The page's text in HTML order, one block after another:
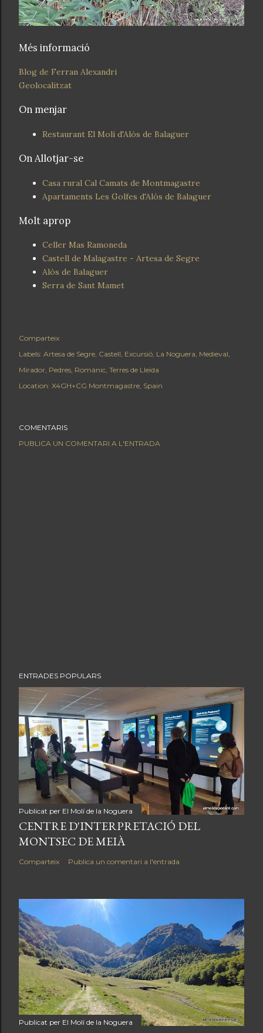
Més informació
Blog de Ferran Alexandri
Geolocalitzat
On menjar
Restaurant El Molí d'Alòs de Balaguer
On Allotjar-se
Casa rural Cal Camats de Montmagastre
Apartaments Les Golfes d'Alòs de Balaguer
Molt aprop
Celler Mas Ramoneda
Castell de Malagastre - Artesa de Segre
Alòs de Balaguer
Serra de Sant Mamet
Comparteix
Labels: Artesa de Segre Castell Excursió La Noguera Medieval
Mirador Pedres Romànic Terres de Lleida
Location: X4GH+CG Montmagastre, Spain
COMENTARIS
PUBLICA UN COMENTARI A L'ENTRADA
ENTRADES POPULARS
Publicat per El Molí de la Noguera
CENTRE D'INTERPRETACIÓ DEL
MONTSEC DE MEIÀ
Comparteix Publica un comentari a l'entrada
Publicat per El Molí de la Noguera